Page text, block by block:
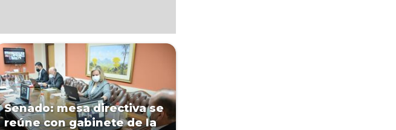
Senado: mesa directiva se
reúne con gabinete de la